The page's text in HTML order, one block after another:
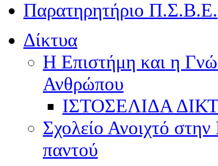
Παρατηρητήριο Π.Σ.Β.Ε.
Δίκτυα
Η Επιστήμη και η
Ανθρώπου
ΙΣΤΟΣΕΛΙΔΑ
Σχολείο Ανοιχτό
παντού